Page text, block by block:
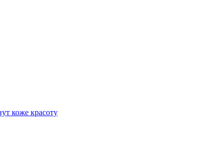
коже красоту